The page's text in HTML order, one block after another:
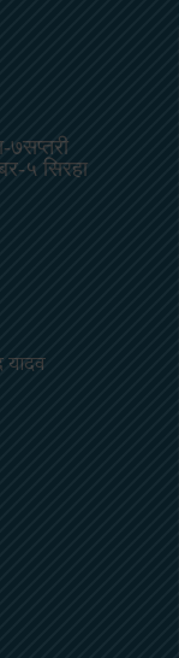
७सप्तरी
५ सिरहा
यादव